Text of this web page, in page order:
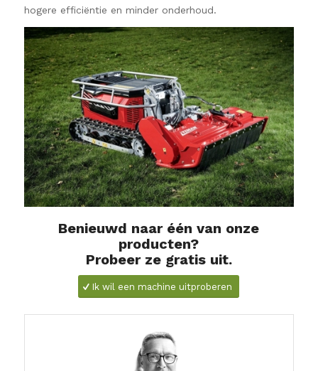
hogere efficiëntie en minder onderhoud.
Benieuwd naar één van onze
producten?
Probeer ze gratis uit.
Ik wil een machine uitproberen